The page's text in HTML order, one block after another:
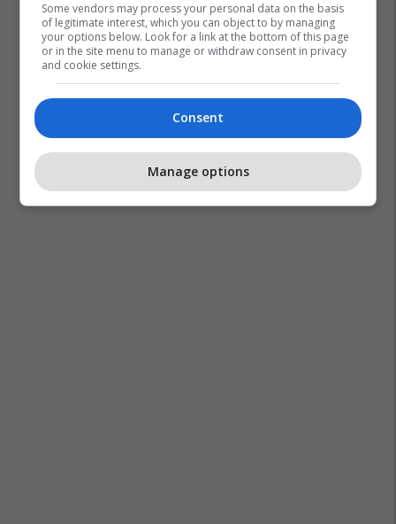
Lugina E Preshevës
Dritëro Arifi
Kongresistët Amerikanë
Some vendors may process your personal data on the basis
of legitimate interest, which you can object to by managing
your options below. Look for a link at the bottom of this page
or in the site menu to manage or withdraw consent in privacy
and cookie settings.
Consent
Manage options